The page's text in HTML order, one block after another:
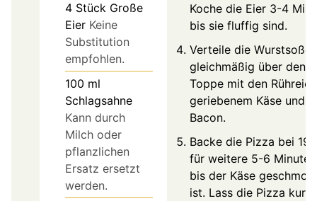
4 Stück Große
Eier Keine
Substitution
empfohlen.
100 ml
Schlagsahne
Kann durch
Milch oder
pflanzlichen
Ersatz ersetzt
werden.
Koche die Eier 3-4
bis sie fluffig sind.
Verteile die Wurstsoße
gleichmäßig über den
Toppe mit den
geriebenem Käse und
Bacon.
Backe die Pizza bei
für weitere 5-6
bis der Käse
ist. Lass die Pizza kurz